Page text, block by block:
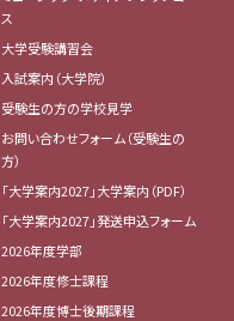
ス
大学受験講習会
入試案内（大学院）
受験生の方の学校見学
お問い合わせフォーム（受験生の
方）
「大学案内2027」大学案内（PDF）
「大学案内2027」発送申込フォーム
2026年度学部
2026年度修士課程
2026年度博士後期課程